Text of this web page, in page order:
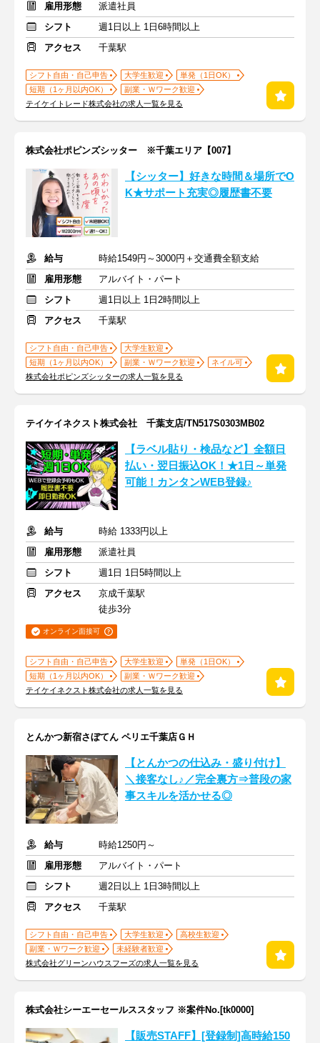
雇用形態
派遣社員
シフト
週1日以上 1日6時間以上
アクセス
千葉駅
シフト自由・自己申告 大学生歓迎
単発（1日OK）
短期（1ヶ月以内OK）
副業・Ｗワーク歓迎
テイケイトレード株式会社の求人一覧を見る
株式会社ポピンズシッター ※千葉エリア【007】
【シッター】好きな時間＆場所でO
K★サポート充実◎履歴書不要
給与
時給1549円～3000円＋交通費全額支給
雇用形態
アルバイト・パート
シフト
週1日以上 1日2時間以上
アクセス
千葉駅
シフト自由・自己申告
大学生歓迎
短期（1ヶ月以内OK）
副業・Ｗワーク歓迎
ネイル可
株式会社ポピンズシッターの求人一覧を見る
テイケイネクスト株式会社 千葉支店/TN517S0303MB02
【ラベル貼り・検品など】全額日
払い・翌日振込OK！★1日～単発
可能！カンタンWEB登録♪
給与
時給 1333円以上
雇用形態
派遣社員
シフト
週1日 1日5時間以上
アクセス
京成千葉駅
徒歩3分
オンライン面接可
シフト自由・自己申告 大学生歓迎
単発（1日OK）
短期（1ヶ月以内OK）
副業・Ｗワーク歓迎
テイケイネクスト株式会社の求人一覧を見る
とんかつ新宿さぼてん ペリエ千葉店ＧＨ
【とんかつの仕込み・盛り付け】
＼接客なし♪／完全裏方⇒普段の家
事スキルを活かせる◎
給与
時給1250円～
雇用形態
アルバイト・パート
シフト
週2日以上 1日3時間以上
アクセス
千葉駅
シフト自由・自己申告 大学生歓迎
高校生歓迎
副業・Ｗワーク歓迎
未経験者歓迎
株式会社グリーンハウスフーズの求人一覧を見る
株式会社シーエーセールススタッフ ※案件No.[tk0000]
【販売STAFF】[登録制]高時給150